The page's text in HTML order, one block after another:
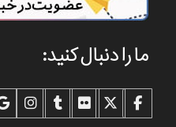
ما را دنبال کنید: